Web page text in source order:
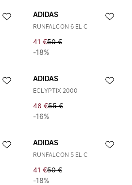
ADIDAS
RUNFALCON 6 EL C
41 €50 €
-18%
ADIDAS
ECLYPTIX 2000
46 €55 €
-16%
ADIDAS
RUNFALCON 5 EL C
41 €50 €
-18%